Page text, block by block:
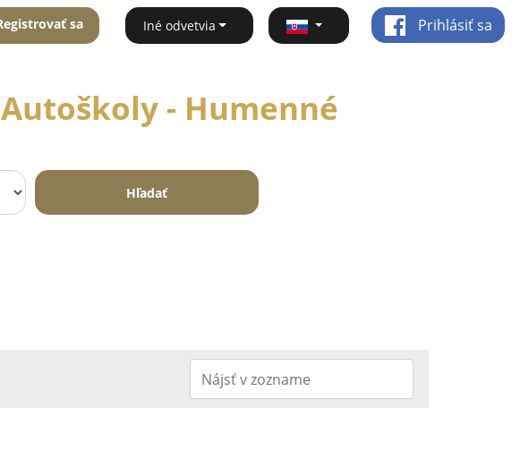
sa Iné odvetvia Prihlásiť sa
- Humenné
Hľadať